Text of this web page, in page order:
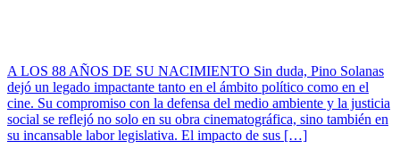
A LOS 88 AÑOS DE SU NACIMIENTO Sin duda, Pino Solanas
dejó un legado impactante tanto en el ámbito político como en el
cine. Su compromiso con la defensa del medio ambiente y la justicia
social se reflejó no solo en su obra cinematográfica, sino también en
su incansable labor legislativa. El impacto de sus […]